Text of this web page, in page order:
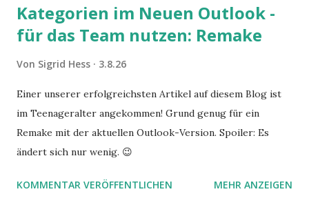
Kategorien im Neuen Outlook -
für das Team nutzen: Remake
Von Sigrid Hess 3.8.26
Einer unserer erfolgreichsten Artikel auf diesem Blog ist
im Teenageralter angekommen! Grund genug für ein
Remake mit der aktuellen Outlook-Version. Spoiler: Es
ändert sich nur wenig. 😉
KOMMENTAR VERÖFFENTLICHEN MEHR ANZEIGEN